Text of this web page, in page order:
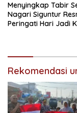
Menyingkap Tabir
Nagari Siguntur
Peringati Hari Jadi
Rekomendasi